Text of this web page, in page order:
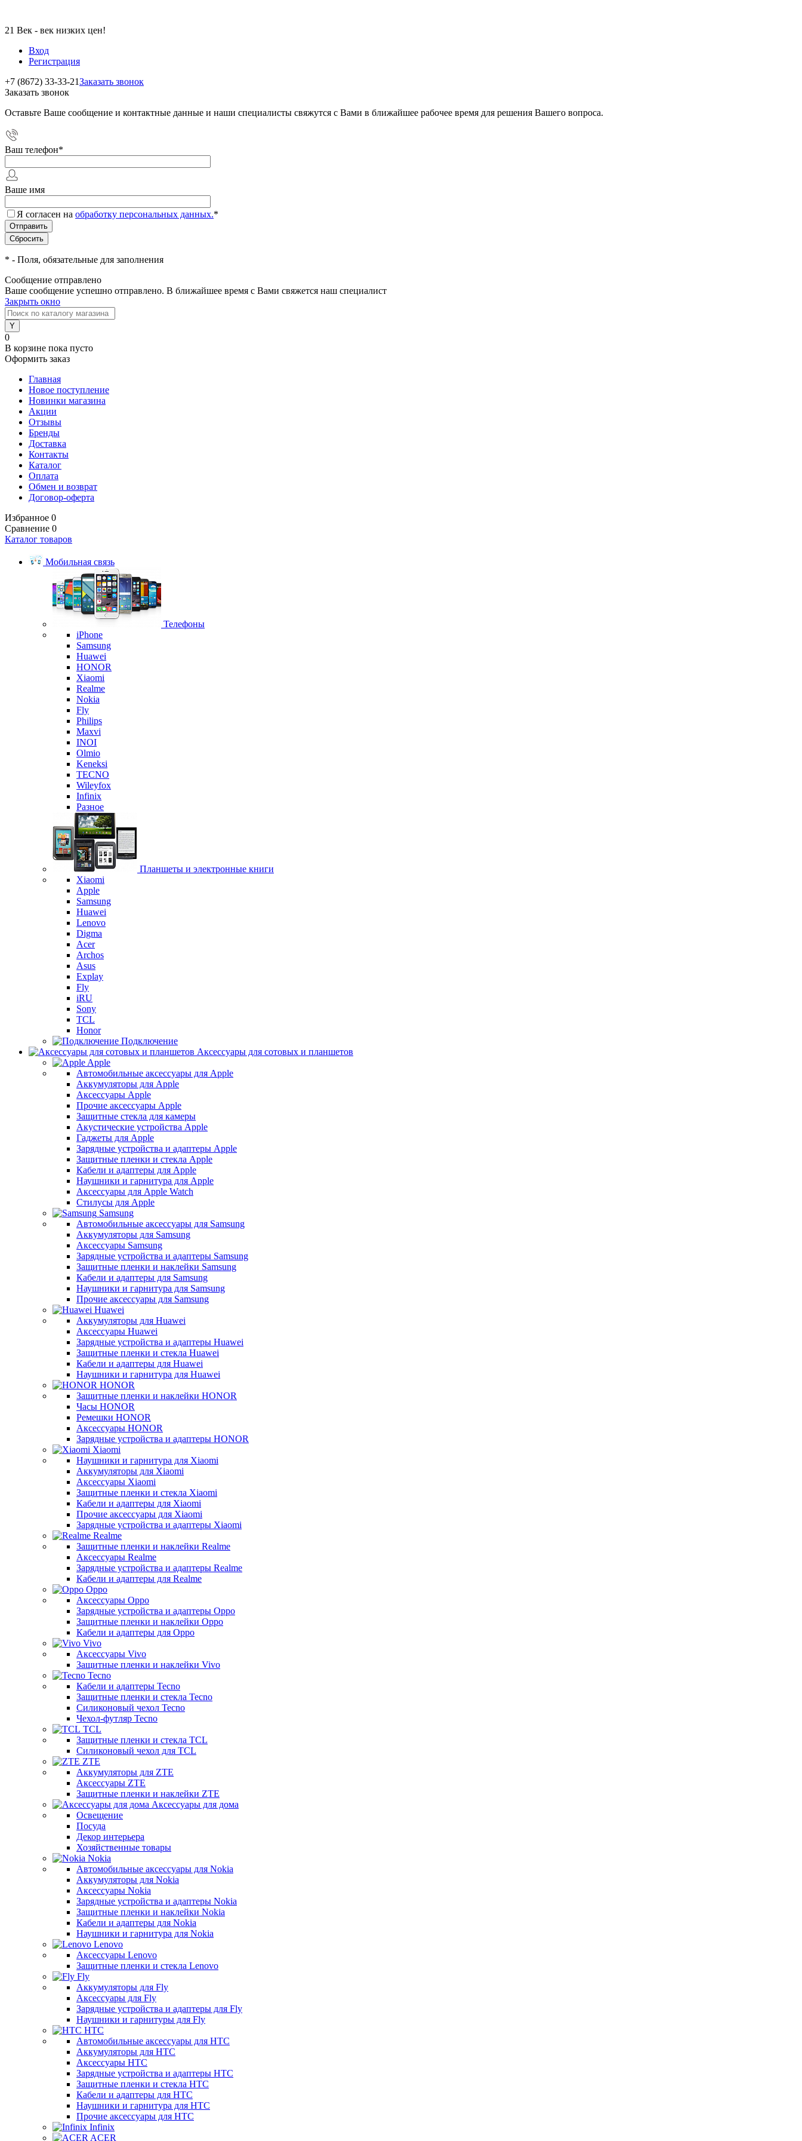
21 Век - век низких цен!
Вход
Регистрация
+7 (8672) 33-33-21Заказать звонок
Заказать звонок
Оставьте Ваше сообщение и контактные данные и наши специалисты свяжутся с Вами в ближайшее рабочее время для решения Вашего вопроса.
Ваш телефон*
Ваше имя
Я согласен на обработку персональных данных.*
* - Поля, обязательные для заполнения
Сообщение отправлено
Ваше сообщение успешно отправлено. В ближайшее время с Вами свяжется наш специалист
Закрыть окно
0
В корзине пока пусто
Оформить заказ
Главная
Новое поступление
Новинки магазина
Акции
Отзывы
Бренды
Доставка
Контакты
Каталог
Оплата
Обмен и возврат
Договор-оферта
Избранное 0
Сравнение 0
Каталог товаров
Мобильная связь
Телефоны
iPhone
Samsung
Huawei
HONOR
Xiaomi
Realme
Nokia
Fly
Philips
Maxvi
INOI
Olmio
Keneksi
TECNO
Wileyfox
Infinix
Разное
Планшеты и электронные книги
Xiaomi
Apple
Samsung
Huawei
Lenovo
Digma
Acer
Archos
Asus
Explay
Fly
iRU
Sony
TCL
Honor
Подключение
Аксессуары для сотовых и планшетов
Apple
Автомобильные аксессуары для Apple
Аккумуляторы для Apple
Аксессуары Apple
Прочие аксессуары Apple
Защитные стекла для камеры
Акустические устройства Apple
Гаджеты для Apple
Зарядные устройства и адаптеры Apple
Защитные пленки и стекла Apple
Кабели и адаптеры для Apple
Наушники и гарнитура для Apple
Аксессуары для Apple Watch
Стилусы для Apple
Samsung
Автомобильные аксессуары для Samsung
Аккумуляторы для Samsung
Аксессуары Samsung
Зарядные устройства и адаптеры Samsung
Защитные пленки и наклейки Samsung
Кабели и адаптеры для Samsung
Наушники и гарнитура для Samsung
Прочие аксессуары для Samsung
Huawei
Аккумуляторы для Huawei
Аксессуары Huawei
Зарядные устройства и адаптеры Huawei
Защитные пленки и стекла Huawei
Кабели и адаптеры для Huawei
Наушники и гарнитура для Huawei
HONOR
Защитные пленки и наклейки HONOR
Часы HONOR
Ремешки HONOR
Аксессуары HONOR
Зарядные устройства и адаптеры HONOR
Xiaomi
Наушники и гарнитура для Xiaomi
Аккумуляторы для Xiaomi
Аксессуары Xiaomi
Защитные пленки и стекла Xiaomi
Кабели и адаптеры для Xiaomi
Прочие аксессуары для Xiaomi
Зарядные устройства и адаптеры Xiaomi
Realme
Защитные пленки и наклейки Realme
Аксессуары Realme
Зарядные устройства и адаптеры Realme
Кабели и адаптеры для Realme
Oppo
Аксессуары Oppo
Зарядные устройства и адаптеры Oppo
Защитные пленки и наклейки Oppo
Кабели и адаптеры для Oppo
Vivo
Аксессуары Vivo
Защитные пленки и наклейки Vivo
Tecno
Кабели и адаптеры Tecno
Защитные пленки и стекла Tecno
Силиконовый чехол Tecno
Чехол-футляр Tecno
TCL
Защитные пленки и стекла TCL
Силиконовый чехол для TCL
ZTE
Аккумуляторы для ZTE
Аксессуары ZTE
Защитные пленки и наклейки ZTE
Аксессуары для дома
Освещение
Посуда
Декор интерьера
Хозяйственные товары
Nokia
Автомобильные аксессуары для Nokia
Аккумуляторы для Nokia
Аксессуары Nokia
Зарядные устройства и адаптеры Nokia
Защитные пленки и наклейки Nokia
Кабели и адаптеры для Nokia
Наушники и гарнитура для Nokia
Lenovo
Аксессуары Lenovo
Защитные пленки и стекла Lenovo
Fly
Аккумуляторы для Fly
Аксессуары для Fly
Зарядные устройства и адаптеры для Fly
Наушники и гарнитуры для Fly
HTC
Автомобильные аксессуары для HTC
Аккумуляторы для HTC
Аксессуары HTC
Зарядные устройства и адаптеры HTC
Защитные пленки и стекла HTC
Кабели и адаптеры для HTC
Наушники и гарнитура для HTC
Прочие аксессуары для HTC
Infinix
ACER